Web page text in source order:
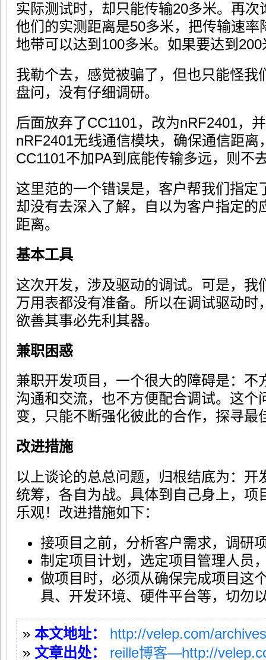
实际测试时，却只能传输20多米。再
他们的实测距离是50多米，把传输速率
地带可以达到100多米。如果要达到
我勒个去，感觉被骗了，但也只能怪我
盘问，没有仔细调研。
后面放弃了CC1101，改为nRF2401，
nRF2401无线通信模块，确保通信距离
CC1101不加PA到底能传输多远，则不
这里范的一个错误是，客户帮我们指定
却没有去深入了解，自以为客户指定的
距离。
基本工具
这次开发，涉及驱动的调试。可是，我
万用表都没有准备。所以在调试驱动时
欲善其事必先利其器。
兼职困惑
兼职开发项目，一个很大的障碍是：不
沟通和交流，也不方便配合调试。这个
变，只能不断强化彼此的合作，探寻最
改进措施
以上谈论的总总问题，归根结底为：开
统筹，各自为战。具体到自己身上，项
乐观！改进措施如下：
接项目之前，分析客户需求，调研
制定项目计划，选定项目管理人员
做项目时，必须从确保完成项目这
具、开发环境、硬件平台等，切勿
» 本文地址：
http://velep.com/
» 文章出处： reille博客—http://